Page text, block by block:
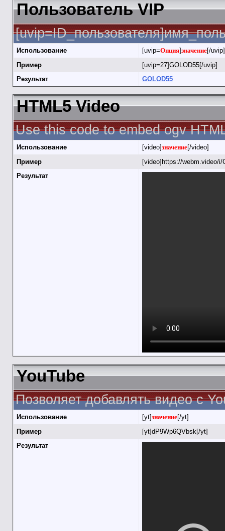
Пользователь VIP
Использование [uvip=Опция]значение[/uvip]
Пример
[uvip=27]GOLOD55[/uvip]
Результат
GOLOD55
HTML5 Video
Use this code to embed ogv
Использование [video]значение[/video]
Пример
[video]https://webm.video/
Результат
YouTube
Позволяет добавлять видео с
Использование [yt]значение[/yt]
Пример
[yt]dP9Wp6QVbsk[/yt]
Результат